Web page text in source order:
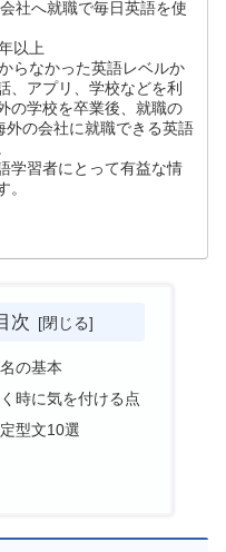
社へ就職で毎日英語を使
以上
らなかった英語レベルか
、アプリ、学校などを利
の学校を卒業後、就職の
外の会社に就職できる英語
学習者にとって有益な情
。
次
の基本
時に気を付ける点
型文10選